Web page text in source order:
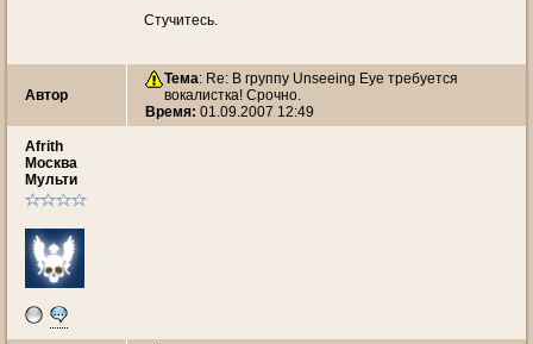
Стучитесь.
Автор
Тема: Re: В группу Unseeing Eye требуется
вокалистка! Срочно.
Время: 01.09.2007 12:49
Afrith
Москва
Мульти